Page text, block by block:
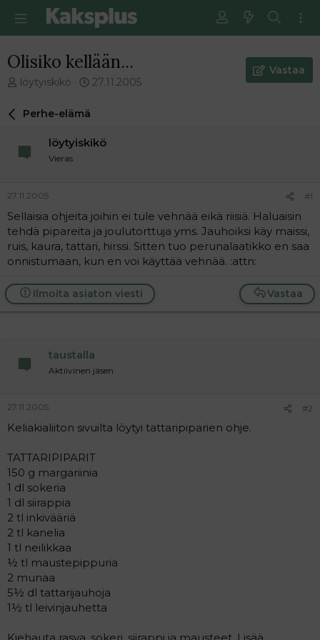
Olisiko kellään...
V
e
i
t
u
n
a
l
i
t
t
löytyiskikö
E
m
m
n
v
i
e
t
i
27.11.2005
Vastaa
Perhe-elämä
löytyiskikö
Vieras
27.11.2005 #1
Sellaisia ohjeita joihin ei tule vehnää eikä riisiä. Haluaisin
tehdä pipareita ja joulutorttuja yms. Jauhoiksi käy maissi,
ruis, kaura, tattari, hirssi. Sitten tuo perunalaatikko en saa
onnistumaan, kun en voi käyttää vehnää. :attn:
Vastaa
Ilmoita asiaton viesti
taustalla
Aktiivinen jäsen
27.11.2005 #2
Keliakialiiton sivuilta löytyi tattaripiparien ohje.
TATTARIPIPARIT
150 g margariinia
1 dl sokeria
1 dl siirappia
2 tl inkivääriä
2 tl kanelia
1 tl neilikkaa
½ tl maustepippuria
2 munaa
5½ dl tattarijauhoja
1½ tl leivinjauhetta